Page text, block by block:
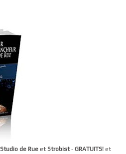
Studio de Rue et Strobist- GRATUITS! et